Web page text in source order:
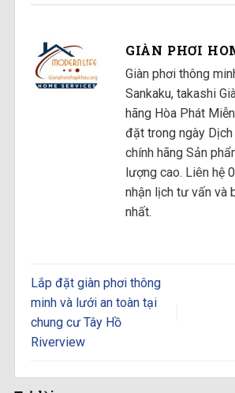
GIÀN PHƠI
Giàn phơi thông
Sankaku, takashi
hãng Hòa Phát
đặt trong ngày
chính hãng Sản
lượng cao. Liên hệ
nhận lịch tư vấn và
nhất.
Lắp đặt giàn phơi thông
minh và lưới an toàn tại
chung cư Tây Hồ
Riverview